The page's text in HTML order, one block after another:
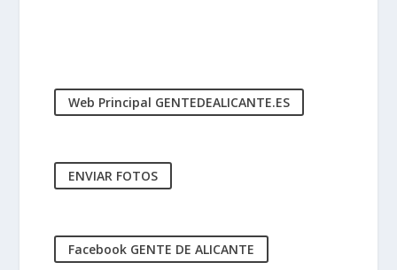
Web Principal GENTEDEALICANTE.ES
ENVIAR FOTOS
Facebook GENTE DE ALICANTE